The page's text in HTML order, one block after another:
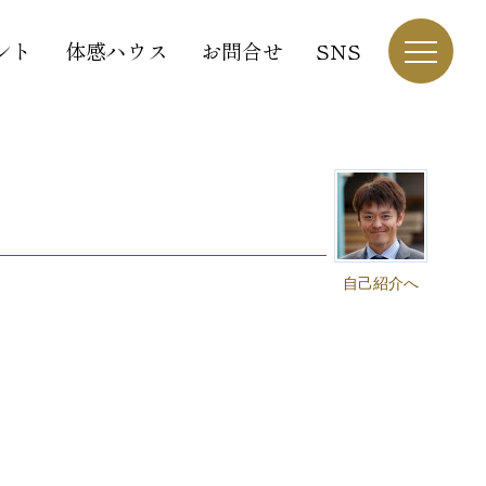
ト 体感ハウス お問合せ SNS
自己紹介へ